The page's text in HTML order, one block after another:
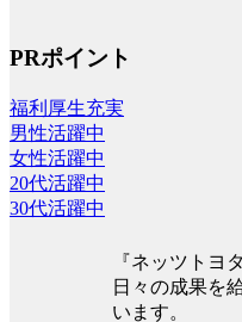
PRポイント
福利厚生充実
男性活躍中
女性活躍中
20代活躍中
30代活躍中
『ネッツトヨ
日々の成果を
います。